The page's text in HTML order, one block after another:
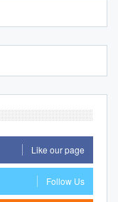
Like our page
Follow Us